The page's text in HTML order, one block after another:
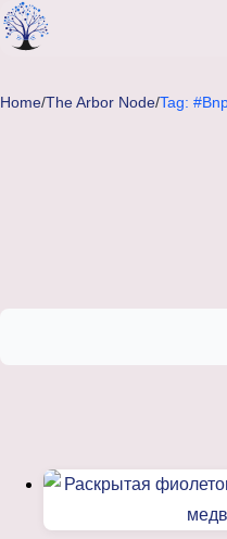
Skip to main content
Home/The Arbor Node/Tag: